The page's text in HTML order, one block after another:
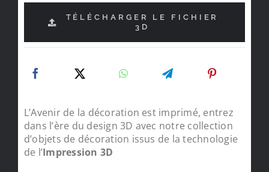
TÉLÉCHARGER LE FICHIER
3D
L’Avenir de la décoration est imprimé, entrez
dans l’ère du design 3D avec notre collection
d’objets de décoration issus de la technologie
de l’Impression 3D